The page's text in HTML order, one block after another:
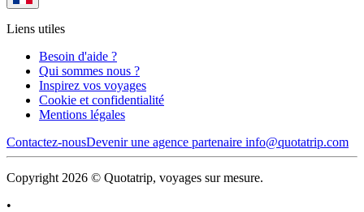
Liens utiles
Besoin d'aide ?
Qui sommes nous ?
Inspirez vos voyages
Cookie et confidentialité
Mentions légales
Contactez-nousDevenir une agence partenaire info@quotatrip.com
Copyright 2026 © Quotatrip, voyages sur mesure.
•